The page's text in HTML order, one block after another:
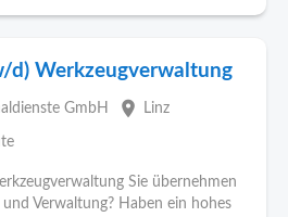
d) Werkzeugverwaltung
GmbH place Linz
Sie übernehmen
Verwaltung? Haben ein hohes